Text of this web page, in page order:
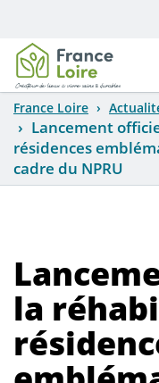
France Loire
Lancement
résidences
cadre du NPRU
la